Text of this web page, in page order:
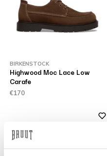
BIRKENSTOCK
Highwood Moc Lace Low
Carafe
€170